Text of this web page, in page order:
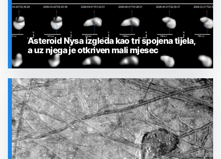
SVEMIR
Asteroid Nysa izgleda kao tri spojena tijela,
a uz njega je otkriven mali mjesec